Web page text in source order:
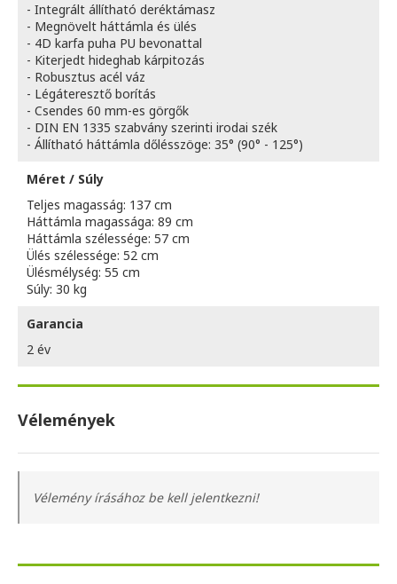
- Integrált állítható deréktámasz
- Megnövelt háttámla és ülés
- 4D karfa puha PU bevonattal
- Kiterjedt hideghab kárpitozás
- Robusztus acél váz
- Légáteresztő borítás
- Csendes 60 mm-es görgők
- DIN EN 1335 szabvány szerinti irodai szék
- Állítható háttámla dőlésszöge: 35° (90° - 125°)
Méret / Súly
Teljes magasság: 137 cm
Háttámla magassága: 89 cm
Háttámla szélessége: 57 cm
Ülés szélessége: 52 cm
Ülésmélység: 55 cm
Súly: 30 kg
Garancia
2 év
Vélemények
Vélemény írásához be kell jelentkezni!